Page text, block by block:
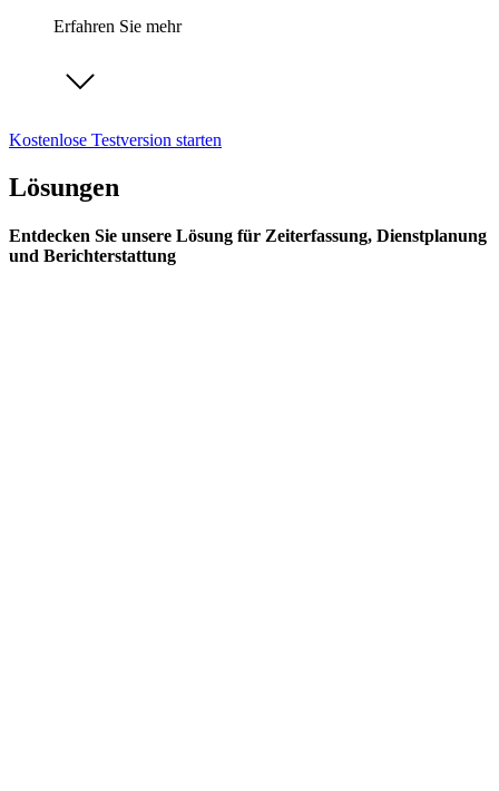
Erfahren Sie mehr
Kostenlose Testversion starten
Lösungen
Entdecken Sie unsere Lösung für Zeiterfassung, Dienstplanung
und Berichterstattung